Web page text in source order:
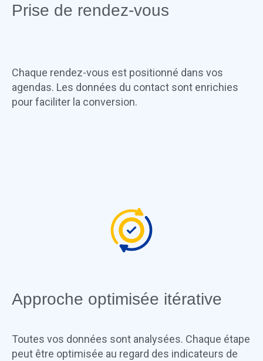
Prise de rendez-vous
Chaque rendez-vous est positionné dans vos
agendas. Les données du contact sont enrichies
pour faciliter la conversion.
Approche optimisée itérative
Toutes vos données sont analysées. Chaque étape
peut être optimisée au regard des indicateurs de